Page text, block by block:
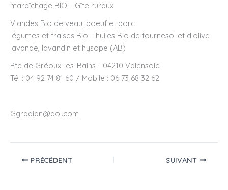
maraîchage BIO – Gîte ruraux
Viandes Bio de veau, boeuf et porc
légumes et fraises Bio – huiles Bio de tournesol et d’olive
lavande, lavandin et hysope (AB)
Rte de Gréoux-les-Bains - 04210 Valensole
Tél : 04 92 74 81 60 / Mobile : 06 73 68 32 62
Ggradian@aol.com
PRÉCÉDENT SUIVANT